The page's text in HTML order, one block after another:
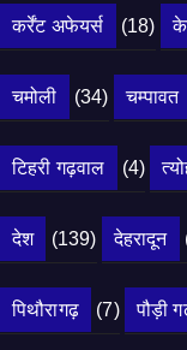
कर्रेंट अफेयर्स (18)
चमोली (34) चम्पावत
टिहरी गढ़वाल (4)
देश (139) देहरादून
पिथौरागढ़ (7) पौड़ी